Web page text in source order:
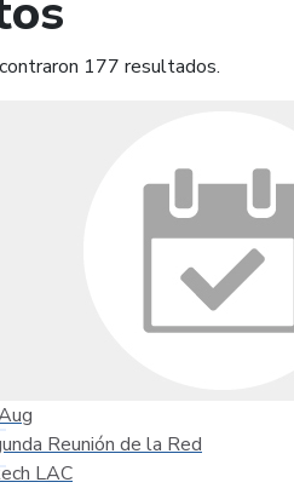
177 resultados.
Reunión de la Red
LAC